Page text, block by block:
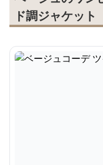
ド調ジャケット